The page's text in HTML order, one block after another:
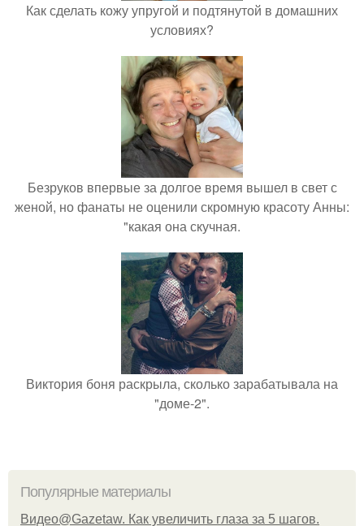
Как сделать кожу упругой и подтянутой в домашних
условиях?
Безруков впервые за долгое время вышел в свет с
женой, но фанаты не оценили скромную красоту Анны:
"какая она скучная.
Виктория боня раскрыла, сколько зарабатывала на
"доме-2".
Популярные материалы
Видео@Gazetaw. Как увеличить глаза за 5 шагов.